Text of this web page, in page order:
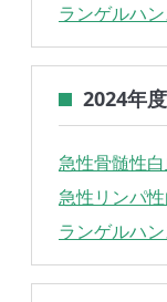
ランゲルハ
2024年
急性骨髄性
急性リンパ性
ランゲルハ